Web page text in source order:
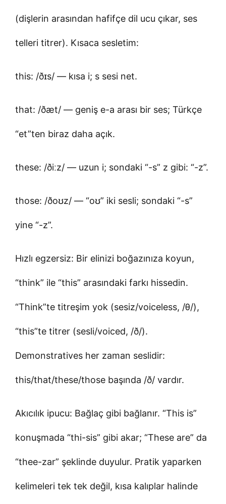
(dişlerin arasından hafifçe dil ucu çıkar, ses
telleri titrer). Kısaca sesletim:
this: /ðɪs/ — kısa i; s sesi net.
that: /ðæt/ — geniş e-a arası bir ses; Türkçe
“et”ten biraz daha açık.
these: /ðiːz/ — uzun i; sondaki “-s” z gibi: “-z”.
those: /ðoʊz/ — “oʊ” iki sesli; sondaki “-s”
yine “-z”.
Hızlı egzersiz: Bir elinizi boğazınıza koyun,
“think” ile “this” arasındaki farkı hissedin.
“Think”te titreşim yok (sesiz/voiceless, /θ/),
“this”te titrer (sesli/voiced, /ð/).
Demonstratives her zaman seslidir:
this/that/these/those başında /ð/ vardır.
Akıcılık ipucu: Bağlaç gibi bağlanır. “This is”
konuşmada “thi-sis” gibi akar; “These are” da
“thee-zar” şeklinde duyulur. Pratik yaparken
kelimeleri tek tek değil, kısa kalıplar halinde